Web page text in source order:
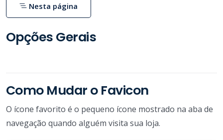
Opções Gerais
Como Mudar o Favicon
O ícone favorito é o pequeno ícone mostrado na aba de
navegação quando alguém visita sua loja.
Nesta página